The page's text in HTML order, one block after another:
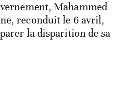
Mahammed
reconduit le 6 avril,
la disparition de sa